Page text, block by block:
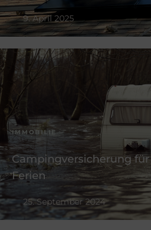
9. April 2025
IMMOBILIE
Campingversicherung
Ferien
25. September 2024